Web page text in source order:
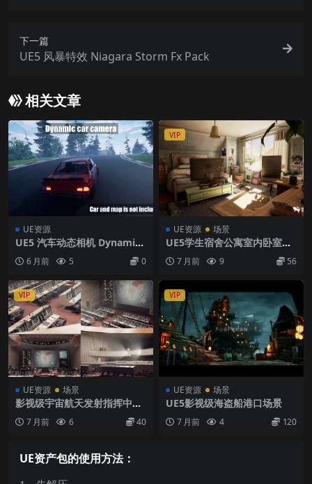
下一篇
UE5 风暴特效 Niagara Storm Fx Pack
相关文章
UE资源
UE5 汽车动态相机 Dynamic
6 月前 5 0
VIP
UE资源 场景
UE5学生宿舍公寓室内卧室房
7 月前 9 56
VIP
UE资源 场景
影视级宇宙航天发射指挥中心
7 月前 6 40
VIP
UE资源 场景
UE5影视级海盗船港口场景
7 月前 4 120
UE资产包的使用方法：